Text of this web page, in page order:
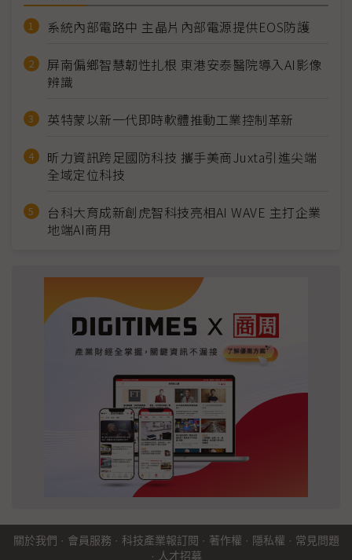
系統內部電路中 主晶片內部電源提供EOS防護
屏南偏鄉智慧韌性扎根 東港安泰醫院導入AI影像
辨識
英特蒙以新一代即時軟體推動工業控制革新
昕力資訊跨足國防科技 攜手美商Juxta引進尖端
全域定位科技
台科大育成新創虎智科技亮相AI WAVE 主打企業
地端AI商用
關於我們 · 會員服務 · 科技產業報訂閱 · 著作權 · 隱私權 · 常見問題
· 人才招募